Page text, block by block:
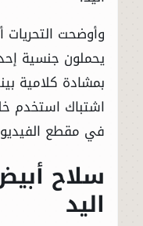
وأوضحت
يحملون جنسية
بمشادة كلامية
اشتباك استخدم
في مقطع الفيديو
سلاح
اليد